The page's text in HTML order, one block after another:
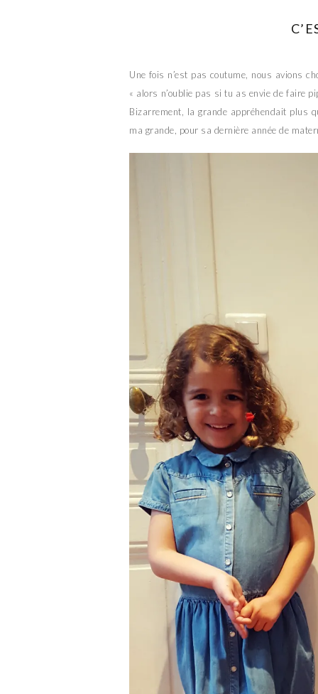
Une fois n’est pas coutume, nous avions
« alors n’oublie pas si tu as envie de faire
Bizarrement, la grande appréhendait plus
ma grande, pour sa dernière année de